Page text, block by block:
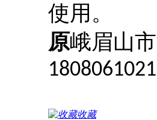
使用。
原峨眉山
收藏